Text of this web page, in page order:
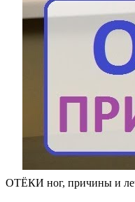
ОТЁКИ ног, причины и